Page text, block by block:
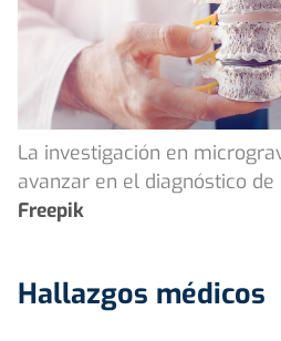
La investigación en
avanzar en el diagnóstico
Freepik
Hallazgos médicos